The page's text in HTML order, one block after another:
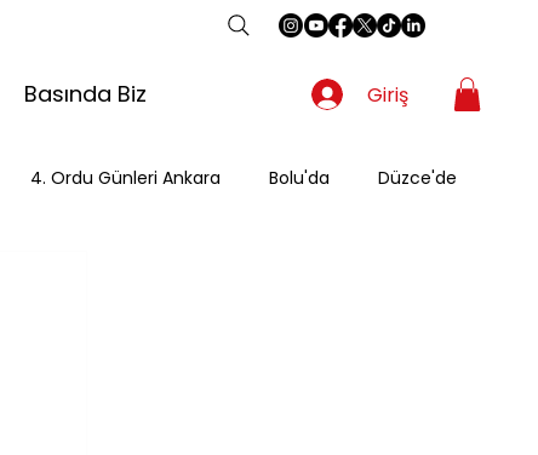
Basında Biz Giriş
4. Ordu Günleri Ankara Bolu'da Düzce'de